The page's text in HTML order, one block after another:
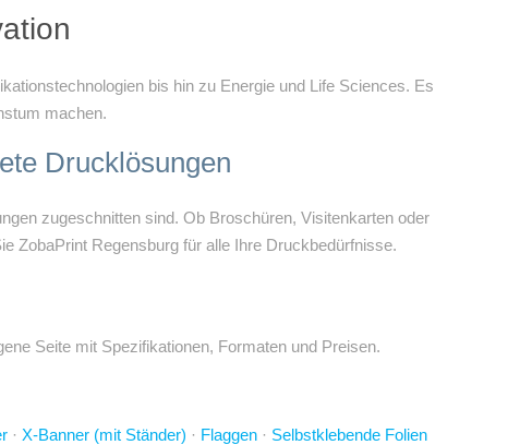
bis hin zu Energie und Life Sciences. Es
machen.
Drucklösungen
zugeschnitten sind. Ob Broschüren, Visitenkarten oder
ZobaPrint Regensburg für alle Ihre Druckbedürfnisse.
Seite mit Spezifikationen, Formaten und Preisen.
· X-Banner (mit Ständer) · Flaggen · Selbstklebende Folien